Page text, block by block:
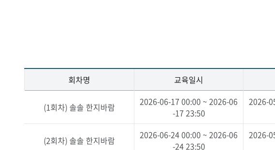
회차명 교육일시
(1회차) 솔솔 한지바람
2026-06-17 00:00 ~ 2026-06
-17 23:50
2026-
(2회차) 솔솔 한지바람
2026-06-24 00:00 ~ 2026-06
-24 23:50
2026-